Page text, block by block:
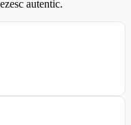
autentic.